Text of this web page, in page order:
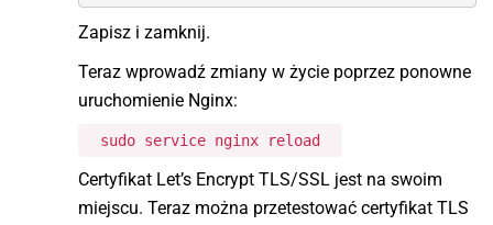
Zapisz i zamknij.
Teraz wprowadź zmiany w życie poprzez ponowne
uruchomienie Nginx:
sudo service nginx reload
Certyfikat Let’s Encrypt TLS/SSL jest na swoim
miejscu. Teraz można przetestować certyfikat TLS